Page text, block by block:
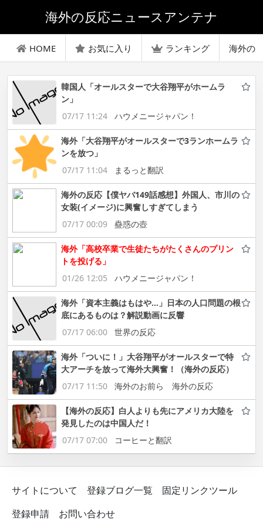
海外の反応ニュースアンテナ
HOME お気に入り ランキング 海外の
韓国人「オールスターで大谷翔平がホームラ
ン」
07/17 11:24
ハウメニージャパン！
海外「大谷翔平がオールスターで3ランホームラ
ンを放つ」
07/17 11:04
まるっと翻訳
海外の反応【僕ヤバ149話感想】外国人、市川の
女装(イメージ)に興奮しすぎてしまう
07/17 00:09
蠱惑の壺
海外「高校卒業で生徒たちがたくさんのプリン
トを投げる」
01/26 12:05
ハウメニージャパン！
海外「資本主義はもはや…」日本の人口問題の根
底にあるものは？解説動画に反響
07/17 06:00
世界の反応
海外「ついに！」大谷翔平がオールスターで特
大アーチを放って海外大興奮！（海外の反応）
07/17 11:50
海外のお前ら 海外の反応
【海外の反応】白人よりも先にアメリカ大陸を
発見したのは中国人だ！
07/17 07:00
コーヒーと翻訳
サイトについて 登録ブログ一覧
固定リンクツール
登録申請
お問い合わせ